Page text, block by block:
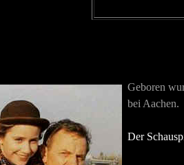
Geboren
bei Aachen.
Der